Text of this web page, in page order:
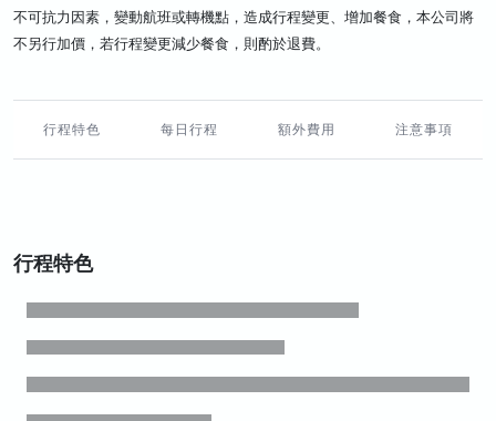
不可抗力因素，變動航班或轉機點，造成行程變更、增加餐食，本公司將
不另行加價，若行程變更減少餐食，則酌於退費。
行程特色 每日行程 額外費用 注意事項
行程特色